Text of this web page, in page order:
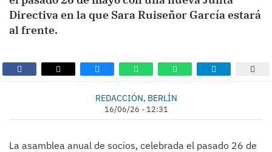
Directiva en la que Sara Ruiseñor García estará
al frente.
REDACCIÓN, BERLÍN
16/06/26 - 12:31
La asamblea anual de socios, celebrada el pasado 26 de